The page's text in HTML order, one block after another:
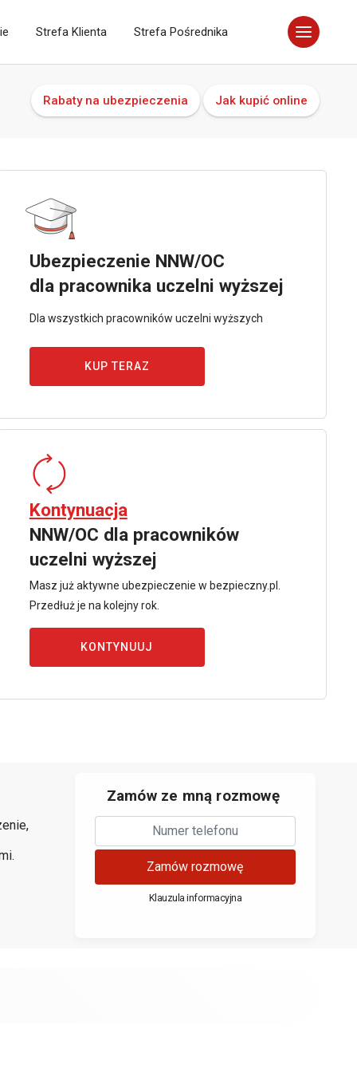
Strefa Klienta Strefa Pośrednika
Rabaty na ubezpieczenia Jak kupić online
Ubezpieczenie NNW/OC
dla pracownika uczelni wyższej
Dla wszystkich pracowników uczelni wyższych
KUP TERAZ
Kontynuacja
NNW/OC dla pracowników
uczelni wyższej
Masz już aktywne ubezpieczenie w bezpieczny.pl.
Przedłuż je na kolejny rok.
KONTYNUUJ
Zamów ze mną rozmowę
Zamów rozmowę
Klauzula informacyjna